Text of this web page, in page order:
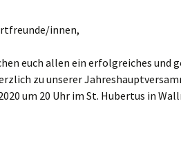
Ju-Jutsu
Leichtathletik
innen,
euch allen ein erfolgreiches und
zu unserer
um 20 Uhr im St. Hubertus in